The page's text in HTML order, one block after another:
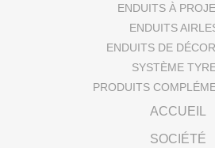
ENDUITS À
ENDUITS
ENDUITS DE
SYSTÈME
PRODUITS
ACCUEIL
SOCIÉTÉ